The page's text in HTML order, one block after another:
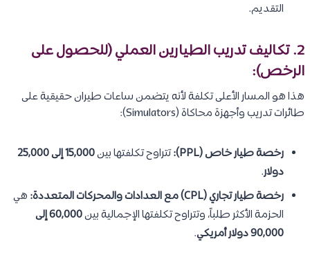
التقديم.
2. تكاليف تدريب الطيارين العملي (للحصول على
الرخص):
هذا هو المسار الأعلى تكلفة لأنه يتضمن ساعات طيران حقيقية على
طائرات تدريب وأجهزة محاكاة (Simulators):
رخصة طيار خاص (PPL): تتراوح تكلفتها بين
15,000 إلى 25,000
دولار.
رخصة طيار تجاري (CPL) مع العدادات والمحركات المتعددة:
هي
الحزمة الأكثر طلباً، وتتراوح تكلفتها الإجمالية بين
60,000 إلى
90,000 دولار أمريكي
.